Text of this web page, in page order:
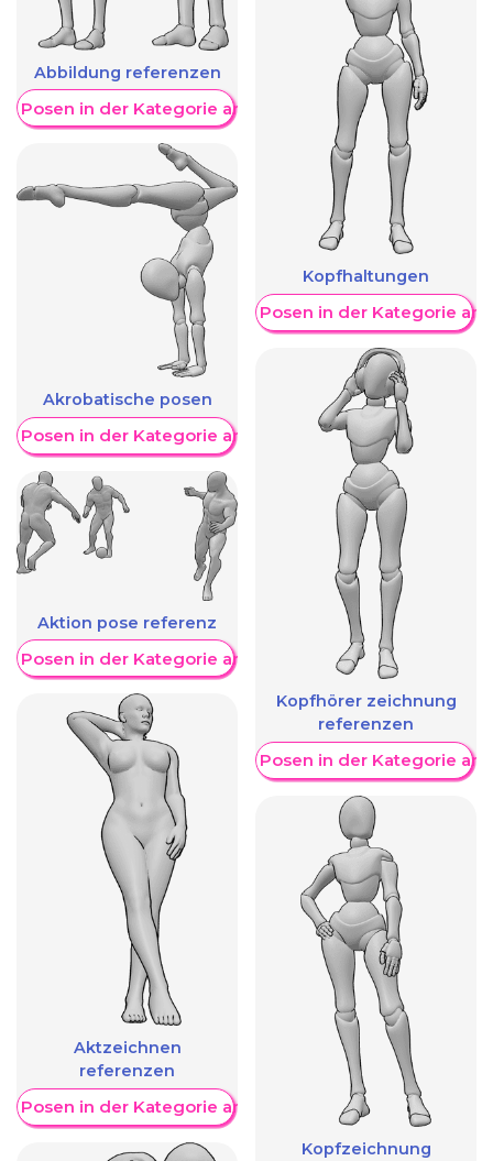
Abbildung referenzen
Posen in der Kategorie anzeigen
Akrobatische posen
Posen in der Kategorie anzeigen
Aktion pose referenz
Posen in der Kategorie anzeigen
Aktzeichnen
referenzen
Posen in der Kategorie anzeigen
Kopfhaltungen
Weitere Posen in der Kategorie
Kopfhörer zeichnung
referenzen
Weitere Posen in der Kategorie
Kopfzeichnung